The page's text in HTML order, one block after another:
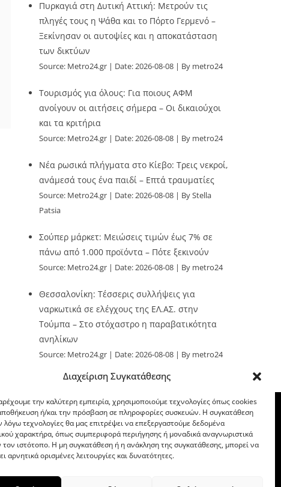
Διαχείριση Συγκατάθεσης
την καλύτερη εμπειρία, χρησιμοποιούμε τεχνολογίες όπως cookies
ή/και την πρόσβαση σε πληροφορίες συσκευών. Η συγκατάθεση
λόγω τεχνολογίες θα μας επιτρέψει να επεξεργαστούμε δεδομένα
χαρακτήρα, όπως συμπεριφορά περιήγησης ή μοναδικά αναγνωριστικά
τον ιστότοπο. Η μη συγκατάθεση ή η ανάκληση της συγκατάθεσης, μπορεί να
αρνητικά ορισμένες λειτουργίες και δυνατότητες.
Πυρκαγιά στη Δυτική Αττική: Μετρούν τις
πληγές τους η Ψάθα και το Πόρτο Γερμενό –
Ξεκίνησαν οι αυτοψίες και η αποκατάσταση
των δικτύων
Source: Metro24.gr Date: 2026-08-08 By metro24
Τουρισμός για όλους: Για ποιους ΑΦΜ
ανοίγουν οι αιτήσεις σήμερα – Οι δικαιούχοι
και τα κριτήρια
Source: Metro24.gr Date: 2026-08-08 By metro24
Νέα ρωσικά πλήγματα στο Κίεβο: Τρεις νεκροί,
ανάμεσά τους ένα παιδί – Επτά τραυματίες
Source: Metro24.gr Date: 2026-08-08
By Stella
Patsia
Σούπερ μάρκετ: Μειώσεις τιμών έως 7% σε
πάνω από 1.000 προϊόντα – Πότε ξεκινούν
Source: Metro24.gr Date: 2026-08-08 By metro24
Θεσσαλονίκη: Τέσσερις συλλήψεις για
ναρκωτικά σε ελέγχους της ΕΛ.ΑΣ. στην
Τούμπα – Στο στόχαστρο η παραβατικότητα
ανηλίκων
Source: Metro24.gr Date: 2026-08-08 By metro24